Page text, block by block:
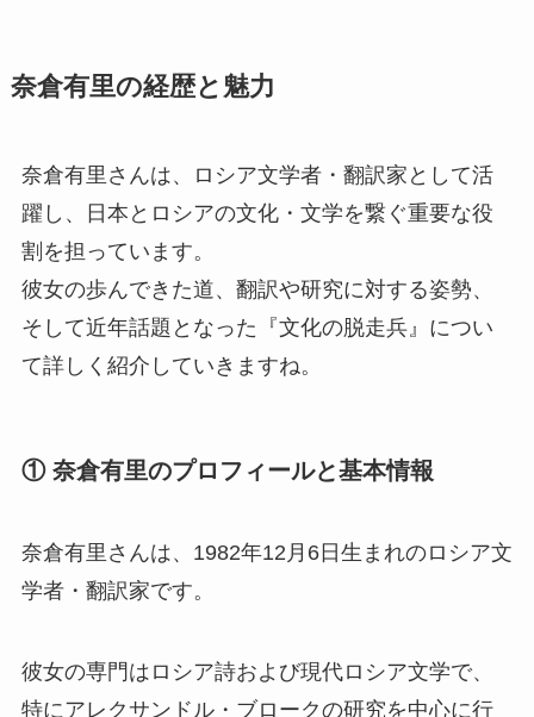
奈倉有里の経歴と魅力
奈倉有里さんは、ロシア文学者・翻訳家として活
躍し、日本とロシアの文化・文学を繋ぐ重要な役
割を担っています。
彼女の歩んできた道、翻訳や研究に対する姿勢、
そして近年話題となった『文化の脱走兵』につい
て詳しく紹介していきますね。
① 奈倉有里のプロフィールと基本情報
奈倉有里さんは、1982年12月6日生まれのロシア文
学者・翻訳家です。
彼女の専門はロシア詩および現代ロシア文学で、
特にアレクサンドル・ブロークの研究を中心に行